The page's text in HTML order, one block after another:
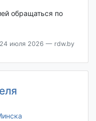
обращаться по
24 июля 2026 — rdw.by